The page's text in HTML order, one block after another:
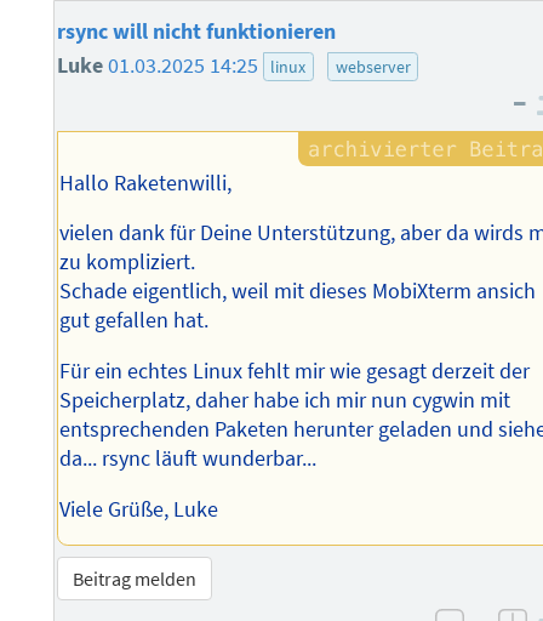
rsync will nicht funktionieren
Luke01.03.2025 14:25 linux webserver
–
Hallo Raketenwilli,
vielen dank für Deine Unterstützung, aber da wirds
zu kompliziert.
Schade eigentlich, weil mit dieses MobiXterm ansich
gut gefallen hat.
Für ein echtes Linux fehlt mir wie gesagt derzeit der
Speicherplatz, daher habe ich mir nun cygwin mit
entsprechenden Paketen herunter geladen und
da... rsync läuft wunderbar...
Viele Grüße, Luke
Beitrag melden